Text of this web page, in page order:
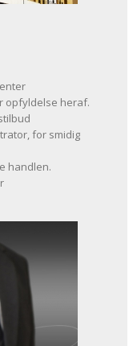
opfyldelse heraf.
for smidig
handlen.